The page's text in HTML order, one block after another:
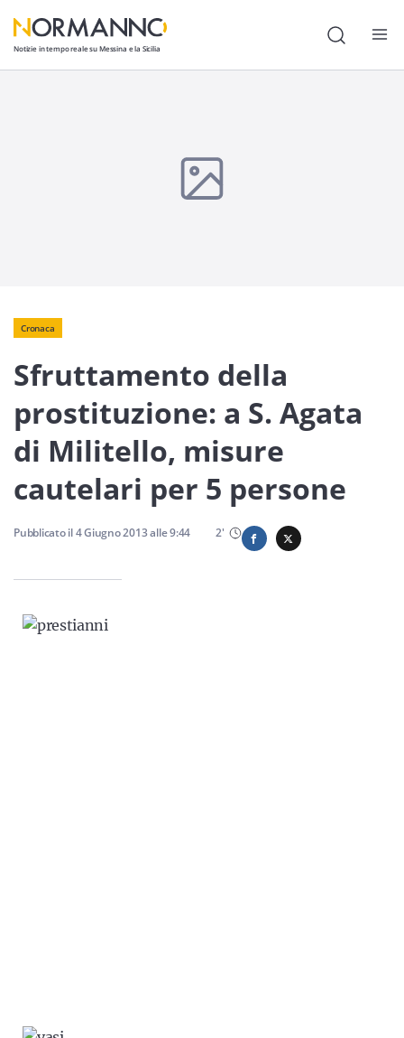
Notizie in tempo reale su Messina e la Sicilia
Economia
Sport
Sicilia
Servizi
nostra newsletter
Cronaca
Sfruttamento della
prostituzione: a S. Agata
di Militello, misure
cautelari per 5 persone
Pubblicato il4 Giugno 2013alle9:44 2'